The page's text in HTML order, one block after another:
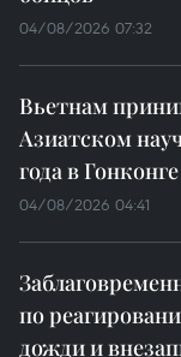
04/08/2026 07:32
Вьетнам
Азиатском
года в Гонконге
04/08/2026 04:41
по
дожди и